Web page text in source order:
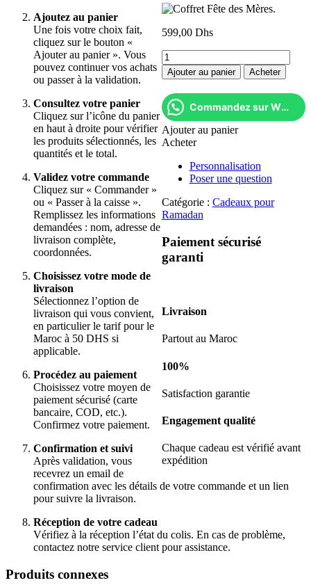
599,00 Dhs
quantité
de
Coffret
Fête
des
Mères.
Ajouter au panier Acheter
Commandez sur Whatsapp
Ajouter au panier
Acheter
Personnalisation
Poser une question
Catégorie : Cadeaux pour
Ramadan
Paiement sécurisé
garanti
Livraison
Partout au Maroc
100%
Satisfaction garantie
Engagement qualité
Chaque cadeau est vérifié avant
expédition
Ajoutez au panier
Une fois votre choix fait,
cliquez sur le bouton «
Ajouter au panier ». Vous
pouvez continuer vos achats
ou passer à la validation.
Consultez votre panier
Cliquez sur l’icône du panier
en haut à droite pour vérifier
les produits sélectionnés, les
quantités et le total.
Validez votre commande
Cliquez sur « Commander »
ou « Passer à la caisse ».
Remplissez les informations
demandées : nom, adresse de
livraison complète,
coordonnées.
Choisissez votre mode de
livraison
Sélectionnez l’option de
livraison qui vous convient,
en particulier le tarif pour le
Maroc à 50 DHS si
applicable.
Procédez au paiement
Choisissez votre moyen de
paiement sécurisé (carte
bancaire, COD, etc.).
Confirmez votre paiement.
Confirmation et suivi
Après validation, vous
recevrez un email de
confirmation avec les détails de votre commande et un lien
pour suivre la livraison.
Réception de votre cadeau
Vérifiez à la réception l’état du colis. En cas de problème,
contactez notre service client pour assistance.
Produits connexes